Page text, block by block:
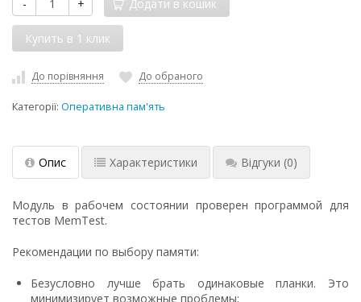
- + Додати в кошик
До порівняння До обраного
Категорії: Оперативна пам'ять
Опис Характеристики Відгуки (0)
Модуль в рабочем состоянии проверен программой для
тестов MemTest.
Рекомендации по выбору памяти:
Безусловно лучше брать одинаковые планки. Это
минимизирует возможные проблемы;